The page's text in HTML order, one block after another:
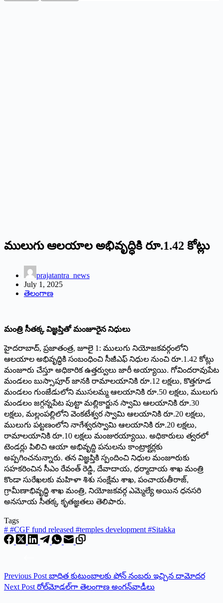
ములుగు ఆలయాల అభివృద్ధికి రూ.1.42 కోట్లు
prajatantra_news
July 1, 2025
తెలంగాణ
మంత్రి సీతక్క విజ్ఞప్తితో మంజూరైన నిధులు
హైదరాబాద్‌, ప్రజాతంత్ర, జూలై 1: ములుగు నియోజకవర్గంలోని
ఆలయాల అభివృద్ధికి సంబంధించి సీజీఎఫ్‌ నిధుల నుంచి రూ.1.42 కోట్లు
మంజూరు చేస్తూ అధికారిక ఉత్తర్వులు జారీ అయ్యాయి. గోవిందరావుపేట
మండలం బుస్సాపూర్‌ జానకి రామాలయానికి రూ.12 లక్షలు, కొత్తగూడ
మండలం గుంజేడులోని ముసలమ్మ ఆలయానికి రూ.50 లక్షలు, ములుగు
మండలం జగ్గన్నపేట పుట్టా మల్లికార్జున స్వామి ఆలయానికి రూ.30
లక్షలు, మల్లంపల్లిలోని వెంకటేశ్వర స్వామి ఆలయానికి రూ.20 లక్షలు,
ములుగు పట్టణంలోని నాగేశ్వరస్వామి ఆలయానికి రూ.20 లక్షలు,
రామాలయానికి రూ.10 లక్షలు మంజురయ్యాయి. అధికారులు త్వరలో
టెండర్లు పిలిచి ఆయా అభివృద్ది పనులను కాంట్రాక్టర్లకు
అప్పగించనున్నారు. తన విజ్ఞప్తికి స్పందించి నిధుల మంజూరుకు
సహకరించిన సీఎం రేవంత్‌ రెడ్డి, దేవాదాయ, ధర్మాదాయ శాఖ మంత్రి
కొండా సురేఖలకు మహిళా శిశు సంక్షేమ శాఖ, పంచాయతీరాజ్‌,
గ్రామీణాభివృద్ధి శాఖ మంత్రి, నియోజకవర్గ ఎమ్మెల్యే అయిన ధనసరి
అనసూయ సీతక్క కృతజ్ఞతలు తెలిపారు.
Tags
# #CGF fund released #temples development #Sitakka
Previous Post బాధిత కుటుంబాలకు ఫోన్‌ నంబరు ఇచ్చిన దామోదర
Next Post రోల్‌మోడల్‌గా తెలంగాణ అంగన్‌వాడీలు